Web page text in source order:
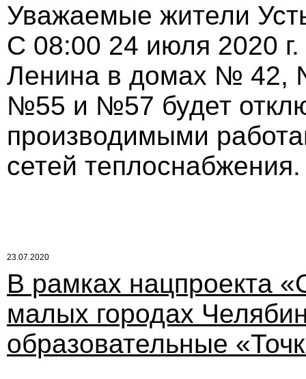
Уважаемые жители
С 08:00 24 июля 2020
Ленина в домах №
№55 и №57 будет
производимыми
сетей теплоснабжения.
23.07.2020
В рамках нацпроекта
малых городах
образовательные